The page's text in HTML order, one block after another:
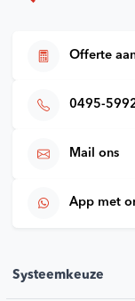
Offerte
0495-
Mail ons
App met
Systeemkeuze